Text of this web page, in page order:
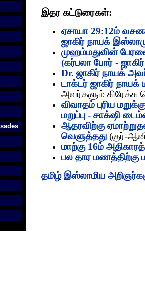
இதர கட்டுரைகள்:
ஏசாயா 29:12ம்
ஜாகிர் நாயக்
முஹம்மதுவின்
(கர்பலா போர் -
Dr. ஜாகிர் நாயக்
டாக்டர் ஜாகிர்
அவர்களும் கிரேக்க
விவாதம் புரிய
மறுப்பு - சாக்‌ஷி
ஆதரவிற்கு
வெளுத்தது (குர்-
மாற்கு 16ம்
பல தார மணத்திற்கு
தமிழ் இஸ்லாமிய